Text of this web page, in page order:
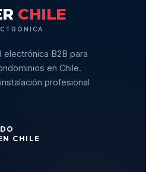
CHILE
B2B para
en Chile.
profesional
CHILE